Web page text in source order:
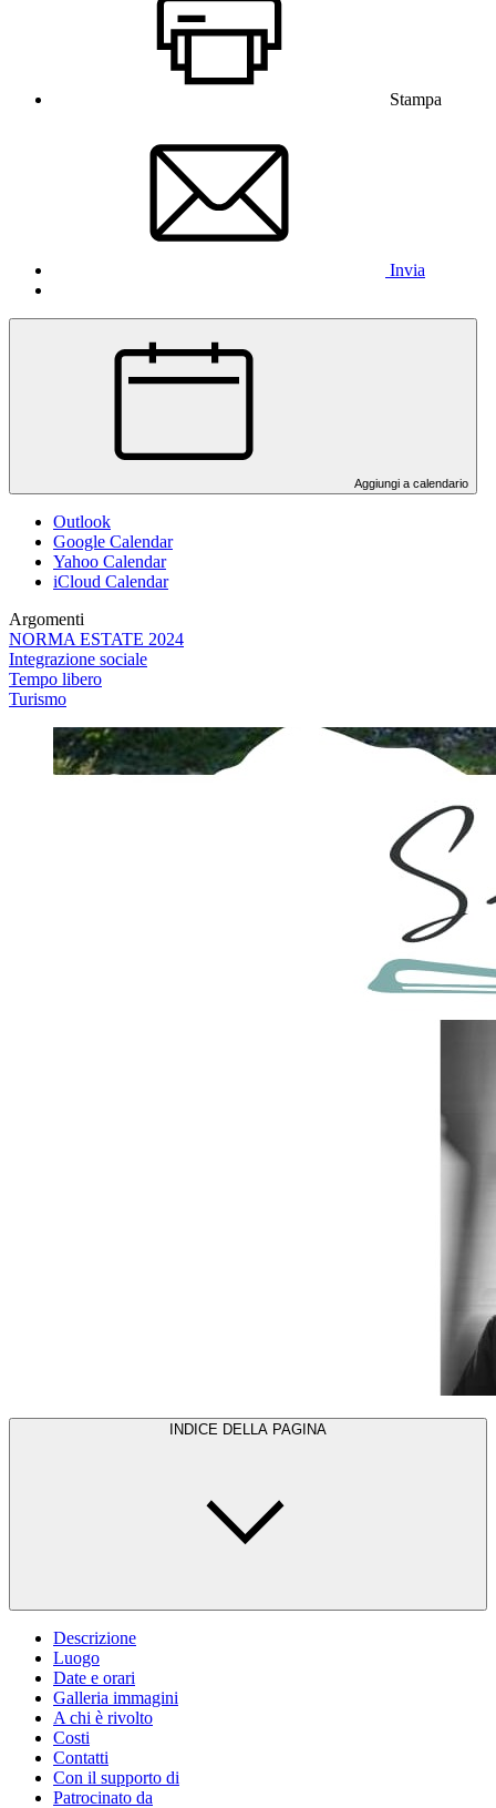
Stampa
Invia
Aggiungi a calendario
Outlook
Google Calendar
Yahoo Calendar
iCloud Calendar
Argomenti
NORMA ESTATE 2024
Integrazione sociale
Tempo libero
Turismo
INDICE DELLA PAGINA
Descrizione
Luogo
Date e orari
Galleria immagini
A chi è rivolto
Costi
Contatti
Con il supporto di
Patrocinato da